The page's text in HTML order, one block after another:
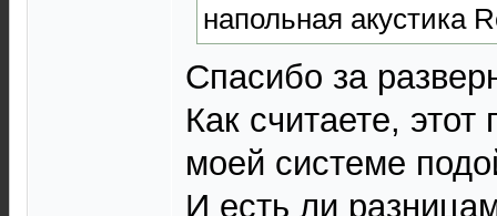
напольная акустика
Спасибо за
Как считаете, этот
моей системе
И есть ли